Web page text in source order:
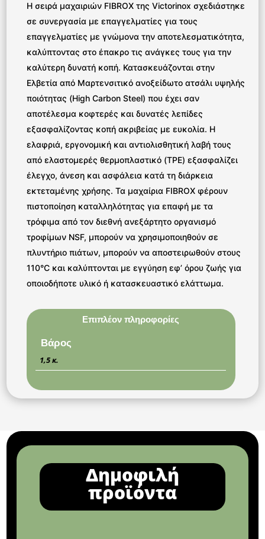
Η σειρά μαχαιριών FIBROX της Victorinox σχεδιάστηκε
σε συνεργασία με επαγγελματίες για τους
επαγγελματίες με γνώμονα την αποτελεσματικότητα,
καλύπτοντας στο έπακρο τις ανάγκες τους για την
καλύτερη δυνατή κοπή. Κατασκευάζονται στην
Ελβετία από Μαρτενσιτικό ανοξείδωτο ατσάλι υψηλής
ποιότητας (High Carbon Steel) που έχει σαν
αποτέλεσμα κοφτερές και δυνατές λεπίδες
εξασφαλίζοντας κοπή ακριβείας με ευκολία. Η
ελαφριά, εργονομική και αντιολισθητική λαβή τους
από ελαστομερές θερμοπλαστικό (TPE) εξασφαλίζει
έλεγχο, άνεση και ασφάλεια κατά τη διάρκεια
εκτεταμένης χρήσης. Τα μαχαίρια FIBROX φέρουν
πιστοποίηση καταλληλότητας για επαφή με τα
τρόφιμα από τον διεθνή ανεξάρτητο οργανισμό
τροφίμων NSF, μπορούν να χρησιμοποιηθούν σε
πλυντήριο πιάτων, μπορούν να αποστειρωθούν στους
110°C και καλύπτονται με εγγύηση εφ’ όρου ζωής για
οποιοδήποτε υλικό ή κατασκευαστικό ελάττωμα.
Επιπλέον πληροφορίες
Βάρος
1,5 κ.
Δημοφιλή
προϊόντα